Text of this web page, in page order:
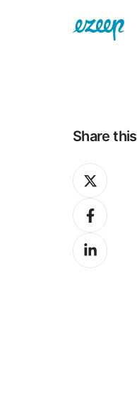
Share this
Share
on
XShare
on
Facebook
Share
on